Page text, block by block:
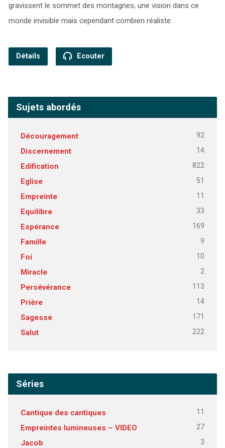
gravissent le sommet des montagnes; une vision dans ce
monde invisible mais cependant combien réaliste.
Détails Ecouter
Sujets abordés
Découragement 92
Discernement 14
Edification 822
Eglise 51
Empreinte 11
Equilibre 33
Espérance 169
Famille 9
Foi 10
Miracle 2
Persévérance 113
Prière 14
Sagesse 171
Salut 222
Séries
Cantique des cantiques 11
Empreintes lumineuses – VIDEO 27
Jacob 3